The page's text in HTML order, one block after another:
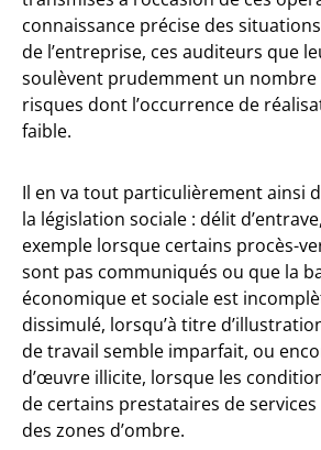
connaissance précise des
de l’entreprise, ces auditeurs que
soulèvent prudemment un nombre
risques dont l’occurrence de
faible.
Il en va tout particulièrement ainsi
la législation sociale : délit
exemple lorsque certains procès-
sont pas communiqués ou que la
économique et sociale est
dissimulé, lorsqu’à titre
de travail semble imparfait, ou
d’œuvre illicite, lorsque les
de certains prestataires de
des zones d’ombre.